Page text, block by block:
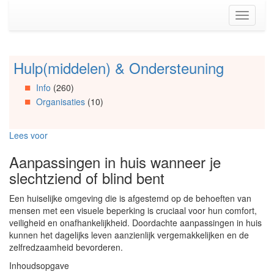
(Accesskey
Toggle
Spring
Artikels
Spring
Spring
Organisaties
Spring
Social
media
Hulp(middelen) & Ondersteuning
Info (260)
Organisaties(10)
Lees voor
Aanpassingen in huis wanneer je
slechtziend of blind bent
Een huiselijke omgeving die is afgestemd op de behoeften van
mensen met een visuele beperking is cruciaal voor hun comfort,
veiligheid en onafhankelijkheid. Doordachte aanpassingen in huis
kunnen het dagelijks leven aanzienlijk vergemakkelijken en de
zelfredzaamheid bevorderen.
Inhoudsopgave